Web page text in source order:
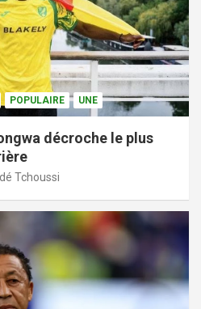
POPULAIRE UNE
décroche le plus
Tchoussi